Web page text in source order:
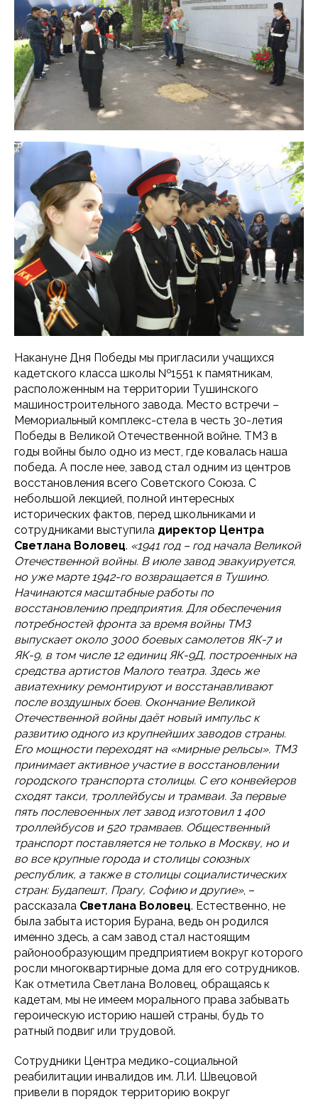
Накануне Дня Победы мы пригласили учащихся
кадетского класса школы №1551 к памятникам,
расположенным на территории Тушинского
машиностроительного завода. Место встречи –
Мемориальный комплекс-стела в честь 30-летия
Победы в Великой Отечественной войне. ТМЗ в
годы войны было одно из мест, где ковалась наша
победа. А после нее, завод стал одним из центров
восстановления всего Советского Союза. С
небольшой лекцией, полной интересных
исторических фактов, перед школьниками и
сотрудниками выступила директор Центра
Светлана Воловец. «1941 год – год начала Великой
Отечественной войны. В июле завод эвакуируется,
но уже марте 1942-го возвращается в Тушино.
Начинаются масштабные работы по
восстановлению предприятия. Для обеспечения
потребностей фронта за время войны ТМЗ
выпускает около 3000 боевых самолетов ЯК-7 и
ЯК-9, в том числе 12 единиц ЯК-9Д, построенных на
средства артистов Малого театра. Здесь же
авиатехнику ремонтируют и восстанавливают
после воздушных боев. Окончание Великой
Отечественной войны даёт новый импульс к
развитию одного из крупнейших заводов страны.
Его мощности переходят на «мирные рельсы». ТМЗ
принимает активное участие в восстановлении
городского транспорта столицы. С его конвейеров
сходят такси, троллейбусы и трамваи. За первые
пять послевоенных лет завод изготовил 1 400
троллейбусов и 520 трамваев. Общественный
транспорт поставляется не только в Москву, но и
во все крупные города и столицы союзных
республик, а также в столицы социалистических
стран: Будапешт, Прагу, Софию и другие», –
рассказала Светлана Воловец. Естественно, не
была забыта история Бурана, ведь он родился
именно здесь, а сам завод стал настоящим
районообразующим предприятием вокруг которого
росли многоквартирные дома для его сотрудников.
Как отметила Светлана Воловец, обращаясь к
кадетам, мы не имеем морального права забывать
героическую историю нашей страны, будь то
ратный подвиг или трудовой.
Сотрудники Центра медико-социальной
реабилитации инвалидов им. Л.И. Швецовой
привели в порядок территорию вокруг